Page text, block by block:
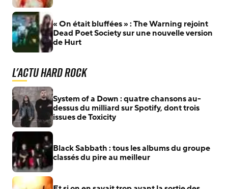
« On était bluffées » : The Warning rejoint
Dead Poet Society sur une nouvelle version
de Hurt
L'actu Hard Rock
System of a Down : quatre chansons au-
dessus du milliard sur Spotify, dont trois
issues de Toxicity
Black Sabbath : tous les albums du groupe
classés du pire au meilleur